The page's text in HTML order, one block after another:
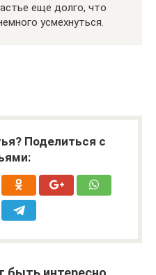
еще долго, что
усмехнуться.
Поделиться с